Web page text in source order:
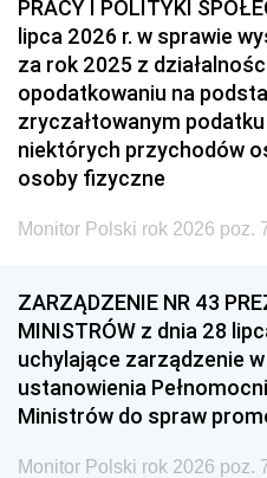
PRACY I POLITYKI
lipca 2026 r. w sprawie
za rok 2025 z
opodatkowaniu na
zryczałtowanym
niektórych przychodów
osoby fizyczne
Monitor Polski rok 2026 poz.
ZARZĄDZENIE NR 43
MINISTRÓW z dnia 28
uchylające zarządzenie
ustanowienia
Ministrów do spraw
Monitor Polski rok 2026 poz.